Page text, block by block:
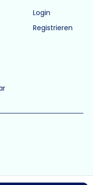
Login
Registrieren